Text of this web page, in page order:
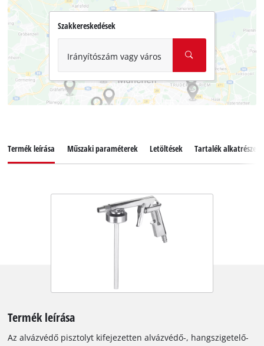
Szakkereskedések
Irányítószám vagy város
Termék leírása Műszaki paraméterek Letöltések Tartalék alkatrészek
Termék leírása
Az alvázvédő pisztolyt kifejezetten alvázvédő-, hangszigetelő-